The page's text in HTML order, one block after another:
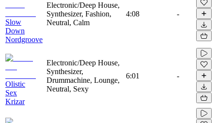
Slow
Down
Nordgroove
Electronic/Deep House,
Synthesizer, Fashion,
Neutral, Calm
4:08 -
Olistic
Sex
Krizar
Electronic/Deep House,
Synthesizer,
Drummachine, Lounge,
Neutral, Sexy
6:01 -